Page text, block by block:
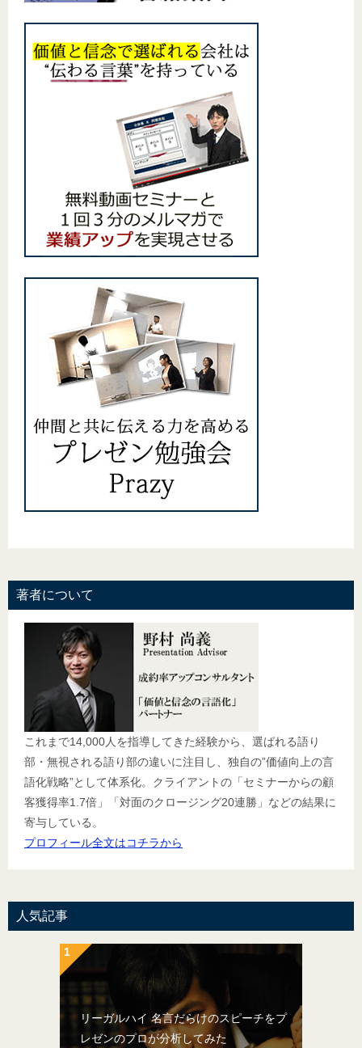
著者について
これまで14,000人を指導してきた経験から、選ばれる語り
部・無視される語り部の違いに注目し、独自の”価値向上の言
語化戦略”として体系化。クライアントの「セミナーからの顧
客獲得率1.7倍」「対面のクロージング20連勝」などの結果に
寄与している。
プロフィール全文はコチラから
人気記事
リーガルハイ 名言だらけのスピーチをプ
レゼンのプロが分析してみた